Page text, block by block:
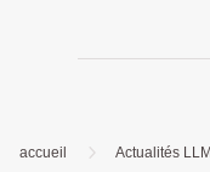
accueil 5 Actualités LLM